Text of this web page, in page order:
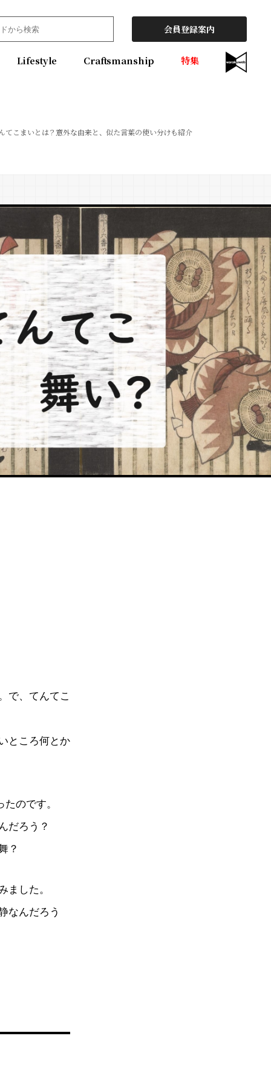
会員登録案内
Lifestyle Craftsmanship 特集
てこまいとは？意外な由来と、似た言葉の使い分けも紹介
で、てんてこ
ところ何とか
のです。
だろう？
？
ました。
なんだろう